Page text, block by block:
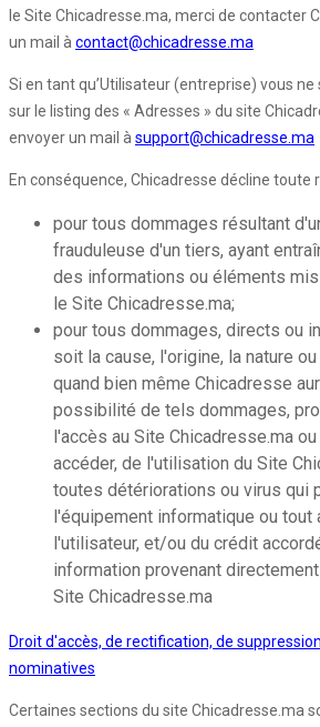
le Site Chicadresse.ma, merci de contacter
un mail àcontact@chicadresse.ma
Si en tant qu’Utilisateur (entreprise) vous
sur le listing des « Adresses » du site
envoyer un mail àsupport@chicadresse.ma
En conséquence, Chicadresse décline toute
pour tous dommages résultant
frauduleuse d'un tiers, ayant
des informations ou éléments
le Site Chicadresse.ma;
pour tous dommages, directs ou
soit la cause, l'origine, la nature
quand bien même Chicadresse
possibilité de tels dommages,
l'accès au Site Chicadresse.ma
accéder, de l'utilisation du Site
toutes détériorations ou virus qui
l'équipement informatique ou tout
l'utilisateur, et/ou du crédit
information provenant
Site Chicadresse.ma
Droit d'accès, de rectification, de
nominatives
Certaines sections du site Chicadresse.ma